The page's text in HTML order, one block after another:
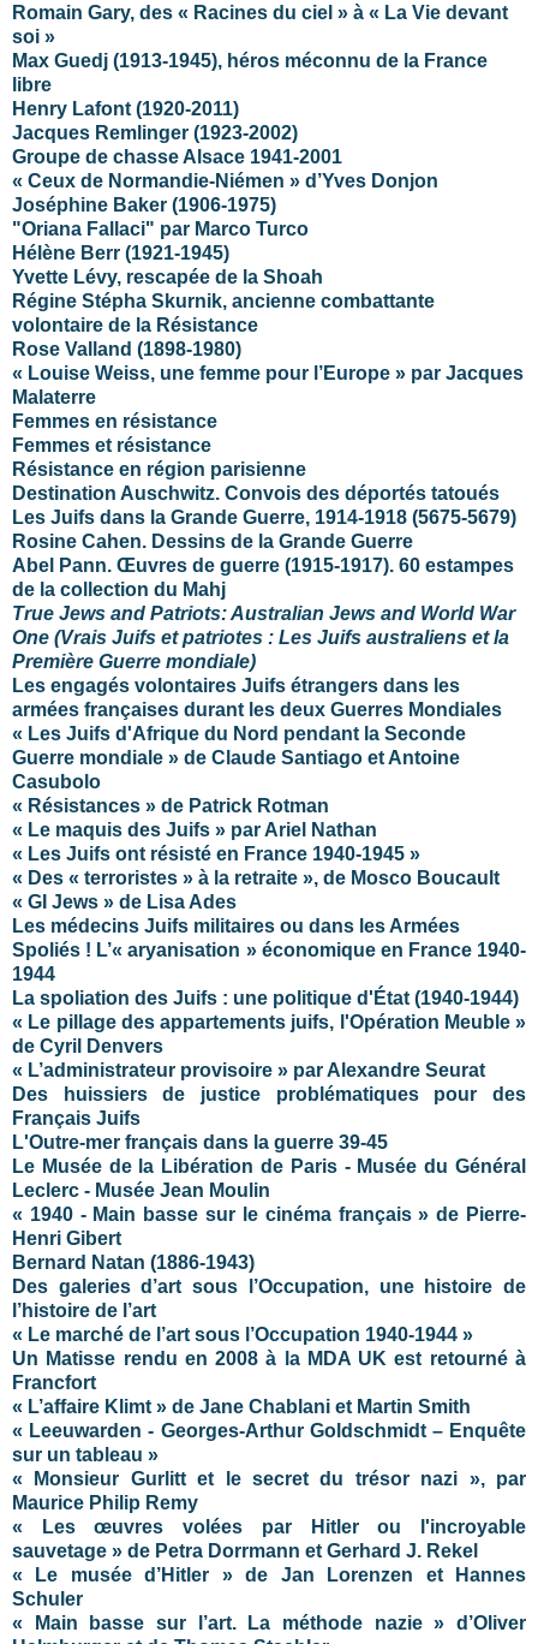
Romain Gary, des « Racines du ciel » à « La Vie devant
soi »
Max Guedj (1913-1945), héros méconnu de la France
libre
Henry Lafont (1920-2011)
Jacques Remlinger (1923-2002)
Groupe de chasse Alsace 1941-2001
« Ceux de Normandie-Niémen » d’Yves Donjon
Joséphine Baker (1906-1975)
"Oriana Fallaci" par Marco Turco
Hélène Berr (1921-1945)
Yvette Lévy, rescapée de la Shoah
Régine Stépha Skurnik, ancienne combattante
volontaire de la Résistance
Rose Valland (1898-1980)
« Louise Weiss, une femme pour l’Europe » par Jacques
Malaterre
Femmes en résistance
Femmes et résistance
Résistance en région parisienne
Destination Auschwitz. Convois des déportés tatoués
Les Juifs dans la Grande Guerre, 1914-1918 (5675-5679)
Rosine Cahen. Dessins de la Grande Guerre
Abel Pann. Œuvres de guerre (1915-1917). 60 estampes
de la collection du Mahj
True Jews and Patriots: Australian Jews and World War
One (Vrais Juifs et patriotes : Les Juifs australiens et la
Première Guerre mondiale)
Les engagés volontaires Juifs étrangers dans les
armées françaises durant les deux Guerres Mondiales
« Les Juifs d'Afrique du Nord pendant la Seconde
Guerre mondiale » de Claude Santiago et Antoine
Casubolo
« Résistances » de Patrick Rotman
« Le maquis des Juifs » par Ariel Nathan
« Les Juifs ont résisté en France 1940-1945 »
« Des « terroristes » à la retraite », de Mosco Boucault
« GI Jews » de Lisa Ades
Les médecins Juifs militaires ou dans les Armées
Spoliés ! L’« aryanisation » économique en France 1940-
1944
La spoliation des Juifs : une politique d'État (1940-1944)
« Le pillage des appartements juifs, l'Opération Meuble »
de Cyril Denvers
« L’administrateur provisoire » par Alexandre Seurat
Des huissiers de justice problématiques pour des
Français Juifs
L'Outre-mer français dans la guerre 39-45
Le Musée de la Libération de Paris - Musée du Général
Leclerc - Musée Jean Moulin
« 1940 - Main basse sur le cinéma français » de Pierre-
Henri Gibert
Bernard Natan (1886-1943)
Des galeries d’art sous l’Occupation, une histoire de
l’histoire de l’art
« Le marché de l’art sous l’Occupation 1940-1944 »
Un Matisse rendu en 2008 à la MDA UK est retourné à
Francfort
« L’affaire Klimt » de Jane Chablani et Martin Smith
« Leeuwarden - Georges-Arthur Goldschmidt – Enquête
sur un tableau »
« Monsieur Gurlitt et le secret du trésor nazi », par
Maurice Philip Remy
« Les œuvres volées par Hitler ou l'incroyable
sauvetage » de Petra Dorrmann et Gerhard J. Rekel
« Le musée d’Hitler » de Jan Lorenzen et Hannes
Schuler
« Main basse sur l’art. La méthode nazie » d’Oliver